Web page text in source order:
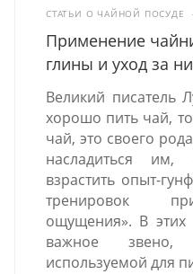
СТАТЬИ О ЧАЙНОЙ ПОСУДЕ
Применение
глины и уход за
Великий писатель
хорошо пить чай,
чай, это своего
насладиться им,
взрастить опыт-
тренировок
ощущения». В этих
важное
используемой для